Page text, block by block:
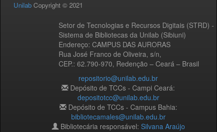
Unilab Copyright © 2021
Setor de Tecnologias e Recursos Digitais (STRD) -
Sistema de Bibliotecas da Unilab (Sibiuni)
Endereço: CAMPUS DAS AURORAS
Rua José Franco de Oliveira, s/n,
CEP.: 62.790-970, Redenção – Ceará – Brasil
repositorio@unilab.edu.br
Depósito de TCCs - Campi Ceará:
depositotcc@unilab.edu.br
Depósito de TCCs - Campus Bahia:
bibliotecamales@unilab.edu.br
Bibliotecária responsável: Silvana Araújo